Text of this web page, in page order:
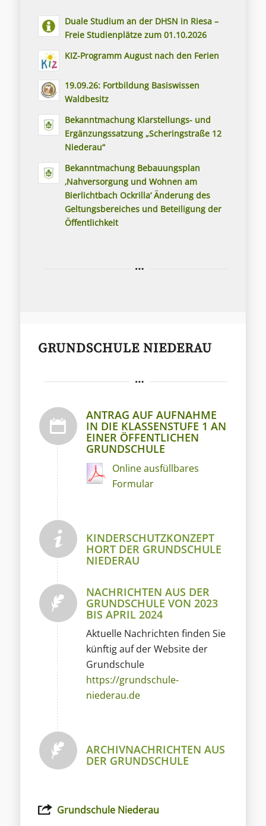
Duale Studium an der DHSN in Riesa –
Freie Studienplätze zum 01.10.2026
KIZ-Programm August nach den Ferien
19.09.26: Fortbildung Basiswissen
Waldbesitz
Bekanntmachung Klarstellungs- und
Ergänzungssatzung „Scheringstraße 12
Niederau“
Bekanntmachung Bebauungsplan
‚Nahversorgung und Wohnen am
Bierlichtbach Ockrilla‘ Änderung des
Geltungsbereiches und Beteiligung der
Öffentlichkeit
GRUNDSCHULE NIEDERAU
ANTRAG AUF AUFNAHME
IN DIE KLASSENSTUFE 1 AN
EINER ÖFFENTLICHEN
GRUNDSCHULE
Online ausfüllbares
Formular
KINDERSCHUTZKONZEPT
HORT DER GRUNDSCHULE
NIEDERAU
NACHRICHTEN AUS DER
GRUNDSCHULE VON 2023
BIS APRIL 2024
Aktuelle Nachrichten finden Sie
künftig auf der Website der
Grundschule
https://grundschule-
niederau.de
ARCHIVNACHRICHTEN AUS
DER GRUNDSCHULE
Grundschule Niederau